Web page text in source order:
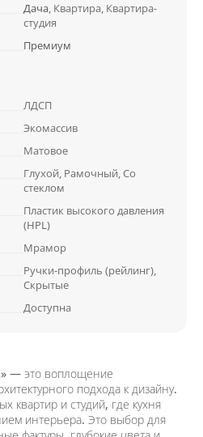
Дача, Квартира, Квартира-
студия
Премиум
ЛДСП
Экомассив
Матовое
Глухой, Рамочный, Со
стеклом
Пластик высокого давления
(HPL)
Мрамор
Ручки-профиль (рейлинг),
Скрытые
Доступна
— это воплощение
подхода к дизайну.
квартир и студий, где кухня
интерьера. Это выбор для